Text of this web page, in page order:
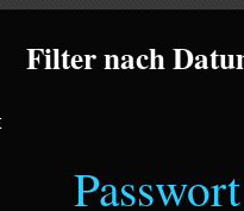
Filter nach